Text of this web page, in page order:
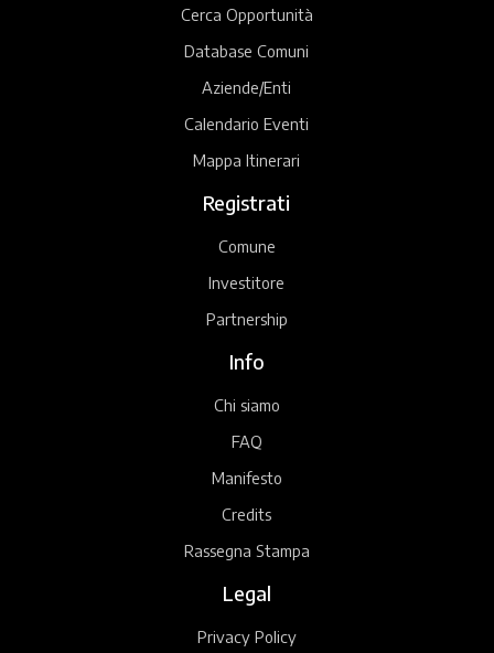
Cerca Opportunità
Database Comuni
Aziende/Enti
Calendario Eventi
Mappa Itinerari
Registrati
Comune
Investitore
Partnership
Info
Chi siamo
FAQ
Manifesto
Credits
Rassegna Stampa
Legal
Privacy Policy